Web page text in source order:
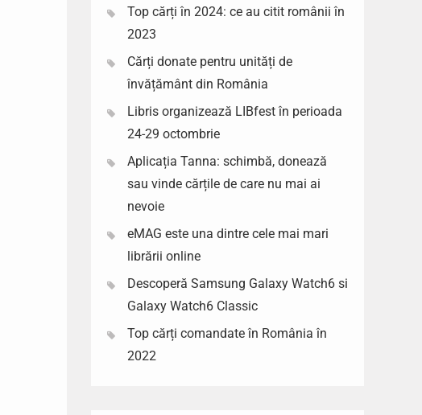
Top cărți în 2024: ce au citit românii în
2023
Cărți donate pentru unități de
învățământ din România
Libris organizează LIBfest în perioada
24-29 octombrie
Aplicația Tanna: schimbă, donează
sau vinde cărțile de care nu mai ai
nevoie
eMAG este una dintre cele mai mari
librării online
Descoperă Samsung Galaxy Watch6 si
Galaxy Watch6 Classic
Top cărți comandate în România în
2022